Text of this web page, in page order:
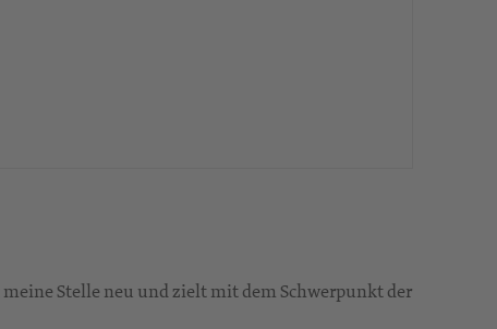
Stelle neu und zielt mit dem Schwerpunkt der